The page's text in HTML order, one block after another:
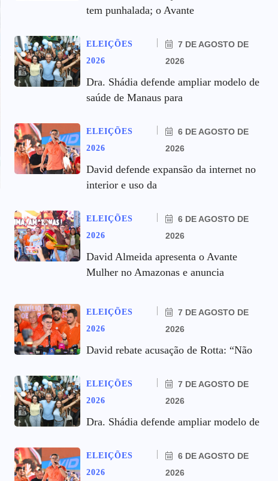
tem punhalada; o Avante
ELEIÇÕES
2026
7 DE AGOSTO DE
2026
Dra. Shádia defende ampliar modelo de
saúde de Manaus para
ELEIÇÕES
2026
6 DE AGOSTO DE
2026
David defende expansão da internet no
interior e uso da
ELEIÇÕES
2026
6 DE AGOSTO DE
2026
David Almeida apresenta o Avante
Mulher no Amazonas e anuncia
ELEIÇÕES
2026
7 DE AGOSTO DE
2026
David rebate acusação de Rotta: “Não
ELEIÇÕES
2026
7 DE AGOSTO DE
2026
Dra. Shádia defende ampliar modelo de
ELEIÇÕES
2026
6 DE AGOSTO DE
2026